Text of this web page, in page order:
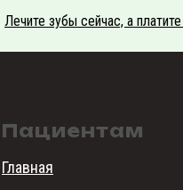
Лечите зубы сейчас, а
Пациентам
Главная